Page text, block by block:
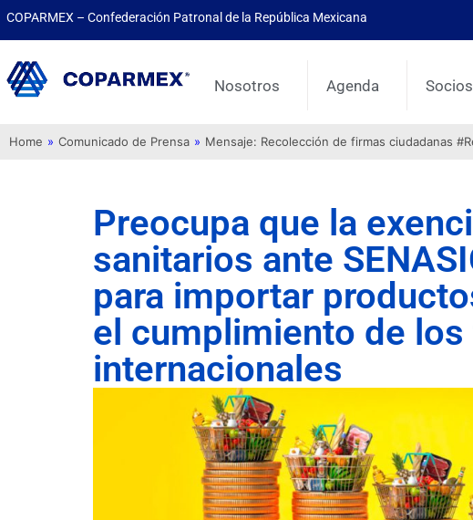
COPARMEX – Confederación Patronal de la República Mexicana
Nosotros Agenda
Home » Comunicado de Prensa » Mensaje: Recolección de firmas ciudadanas
Preocupa que la
sanitarios ante
para importar
el cumplimiento de los
internacionales